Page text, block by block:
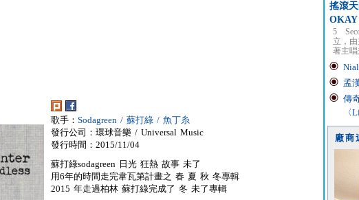
歌手： Sodagreen / 蘇打綠 / 魚丁糸
發行公司：環球音樂 / Universal Music
發行時間：2015/11/04
蘇打綠sodagreen 日光 狂熱 故事 未了
用6年的時間走完韋瓦第計畫之 春 夏 秋 冬專輯
2015 年走過柏林 蘇打綠完成了 冬 未了專輯
搖滾
OKAY
5
立，
著主唱
孟
傳
〈
廠商